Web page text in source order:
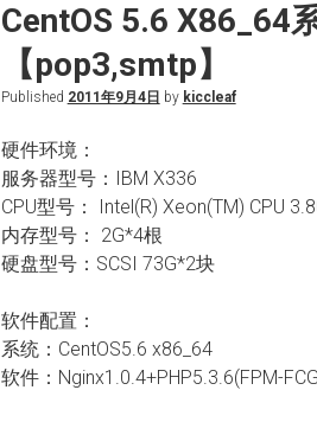
CentOS 5.6 X86_64
【pop3,smtp】
Published 2011年9月4日 by kiccleaf
硬件环境：
服务器型号：IBM X336
CPU型号： Intel(R) Xeon(TM) CPU
内存型号： 2G*4根
硬盘型号：SCSI 73G*2块
软件配置：
系统：CentOS5.6 x86_64
软件：Nginx1.0.4+PHP5.3.6(FPM-